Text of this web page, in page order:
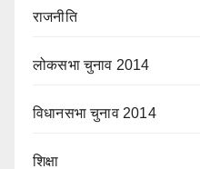
राजनीति
लोकसभा चुनाव 2014
विधानसभा चुनाव 2014
शिक्षा